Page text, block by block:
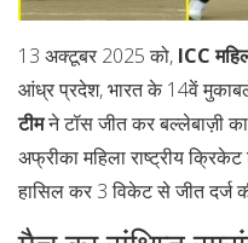
13 अक्टूबर 2025 को, ICC
आंध्र प्रदेश, भारतके 14वें
टीमने टॉस जीत कर बल्लेबाज़ी
अफ्रीका महिला राष्ट्रीय क्रिकेट
हासिल कर 3 विकेट से जीत दर्ज